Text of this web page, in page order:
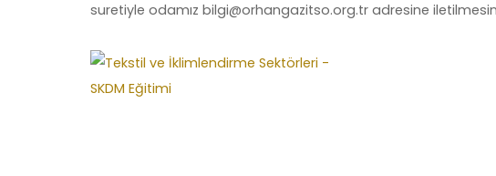
suretiyle odamız bilgi@orhangazitso.org.tr adresine